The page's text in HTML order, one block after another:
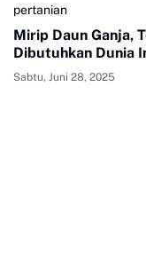
pertanian
Mirip Daun Ganja,
Dibutuhkan Dunia
Sabtu, Juni 28, 2025